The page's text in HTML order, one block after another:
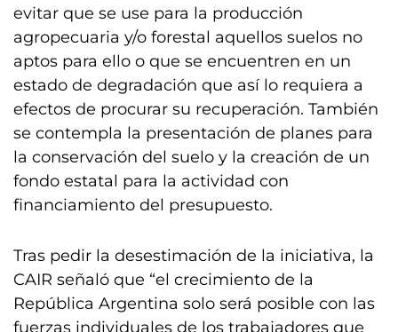
evitar que se use para la producción
agropecuaria y/o forestal aquellos suelos no
aptos para ello o que se encuentren en un
estado de degradación que así lo requiera a
efectos de procurar su recuperación. También
se contempla la presentación de planes para
la conservación del suelo y la creación de un
fondo estatal para la actividad con
financiamiento del presupuesto.
Tras pedir la desestimación de la iniciativa, la
CAIR señaló que “el crecimiento de la
República Argentina solo será posible con las
fuerzas individuales de los trabajadores que